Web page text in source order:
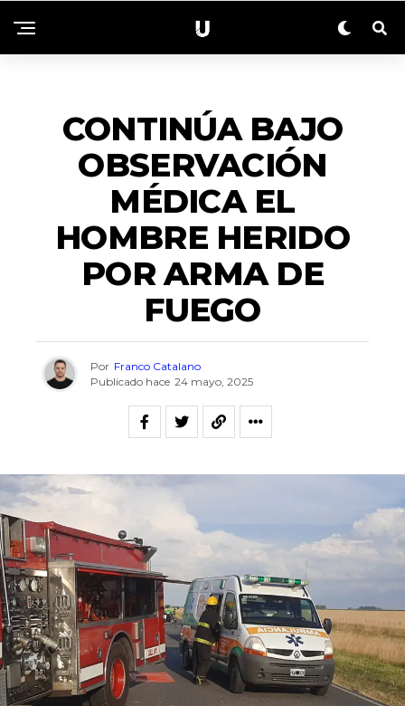
CONTINÚA BAJO
OBSERVACIÓN
MÉDICA EL
HOMBRE HERIDO
POR ARMA DE
FUEGO
Por Franco Catalano
Publicado hace 24 mayo, 2025